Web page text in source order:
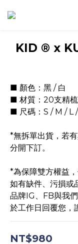
KID ® x
■ 顏色：黑 / 白
■ 材質：20支精
■ 尺碼：S / M / L /
*無拆單出貨，若
分開下訂。
*為保障雙方權益
如有缺件、污損或
品牌IG、FB與我
於工作日回覆您，
NT$980